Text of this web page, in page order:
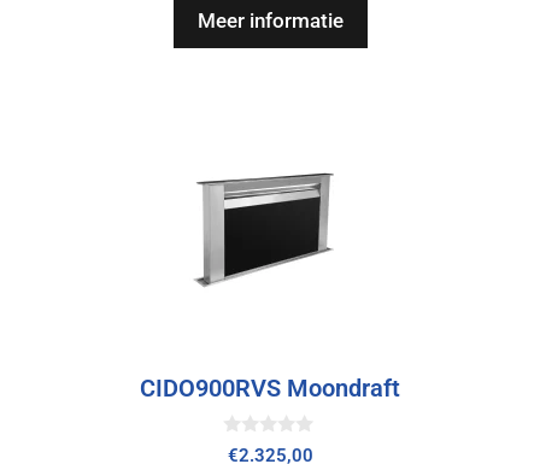
5
Meer informatie
CIDO900RVS Moondraft
0
€2.325,00